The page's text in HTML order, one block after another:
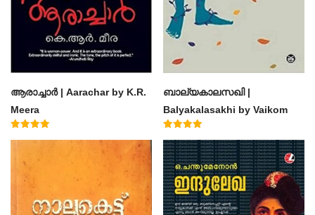
ആരാച്ചാര്‍ | Aarachar by K.R.
Meera
ബാല്യകാലസഖി |
Balyakalasakhi by Vaikom
Muhammad Basheer
4.60
out of 5